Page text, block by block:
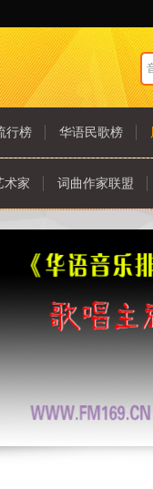
行榜 华语民歌榜
术家 词曲作家联盟